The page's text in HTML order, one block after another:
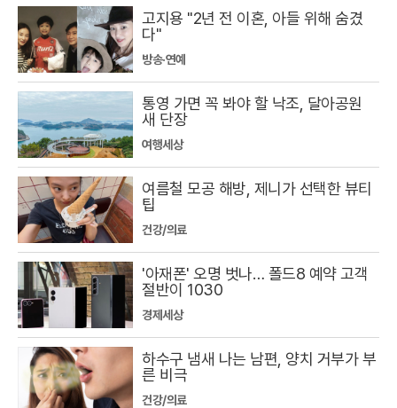
고지용 "2년 전 이혼, 아들 위해 숨겼
다"
방송·연예
통영 가면 꼭 봐야 할 낙조, 달아공원
새 단장
여행세상
여름철 모공 해방, 제니가 선택한 뷰티
팁
건강/의료
'아재폰' 오명 벗나… 폴드8 예약 고객
절반이 1030
경제세상
하수구 냄새 나는 남편, 양치 거부가 부
른 비극
건강/의료